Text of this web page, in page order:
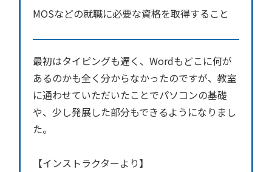
MOSなどの就職に必要な資格を取得すること
最初はタイピングも遅く、Wordもどこに何が
あるのかも全く分からなかったのですが、教室
に通わせていただいたことでパソコンの基礎
や、少し発展した部分もできるようになりまし
た。
【インストラクターより】